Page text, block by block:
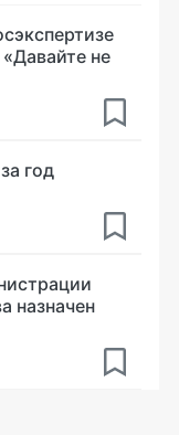
не
год
назначен